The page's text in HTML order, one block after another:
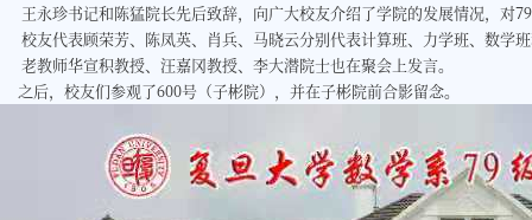
王永珍书记和陈猛院长先后致辞，向广大校友介绍了学院的发展情况，对
校友代表顾荣芳、陈凤英、肖兵、马晓云分别代表计算班、力学班、数学
老教师华宣积教授、汪嘉冈教授、李大潜院士也在聚会上发言。
之后，校友们参观了600号（子彬院），并在子彬院前合影留念。